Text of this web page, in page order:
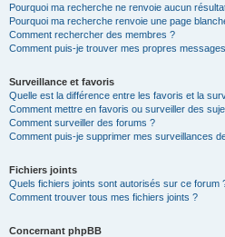
Pourquoi ma recherche ne renvoie aucun
Pourquoi ma recherche renvoie une page
Comment rechercher des membres ?
Comment puis-je trouver mes propres
Surveillance et favoris
Quelle est la différence entre les favoris et la
Comment mettre en favoris ou surveiller des
Comment surveiller des forums ?
Comment puis-je supprimer mes surveillances
Fichiers joints
Quels fichiers joints sont autorisés sur ce forum
Comment trouver tous mes fichiers joints ?
Concernant phpBB